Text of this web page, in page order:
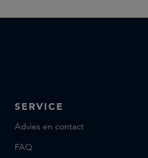
SERVICE
Advies en contact
FAQ